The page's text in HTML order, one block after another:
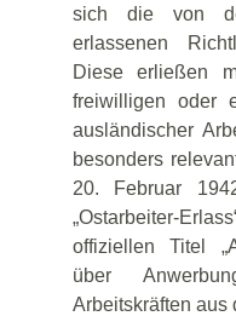
sich die von
erlassenen
Diese erließen
freiwilligen oder
ausländischer
besonders
20. Februar
„Ostarbeiter-
offiziellen Titel
über
Arbeitskräften aus